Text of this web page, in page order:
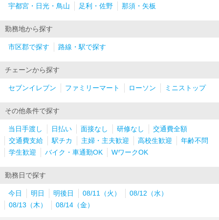
宇都宮・日光・鳥山 足利・佐野 那須・矢板
勤務地から探す
市区郡で探す 路線・駅で探す
チェーンから探す
セブンイレブン ファミリーマート ローソン ミニストップ
その他条件で探す
当日手渡し 日払い 面接なし 研修なし
交通費全額
交通費支給
駅チカ 主婦・主夫歓迎 高校生歓迎
年齢不問
学生歓迎
バイク・車通勤OK WワークOK
勤務日で探す
今日 明日 明後日 08/11（火）
08/12（水）
08/13（木）
08/14（金）